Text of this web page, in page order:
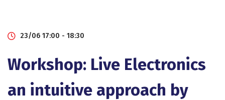
23/06 17:00 - 18:30
Workshop: Live Electronics
an intuitive approach by